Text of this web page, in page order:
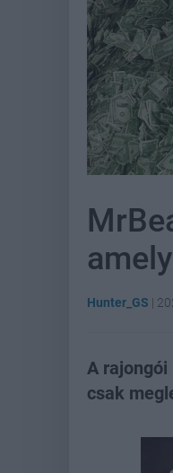
Hunter_GS |
A
csak